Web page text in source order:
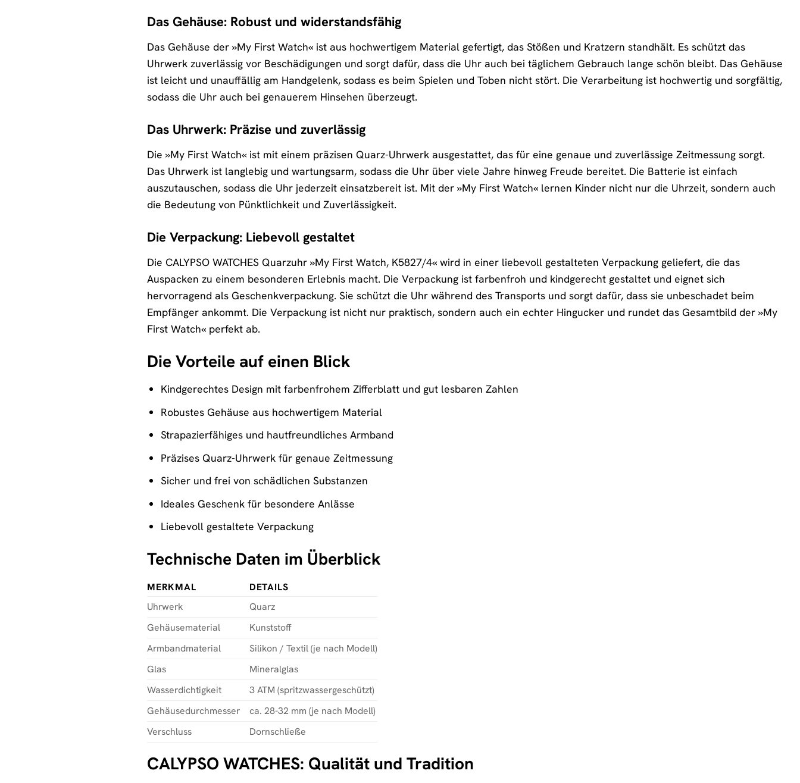
Das Gehäuse: Robust und widerstandsfähig
Das Gehäuse der »My First Watch« ist aus hochwertigem Material gefertigt, das Stößen und Kratzern standhält. Es schützt das
Uhrwerk zuverlässig vor Beschädigungen und sorgt dafür, dass die Uhr auch bei täglichem Gebrauch lange schön bleibt. Das Gehäuse
ist leicht und unauffällig am Handgelenk, sodass es beim Spielen und Toben nicht stört. Die Verarbeitung ist hochwertig und sorgfältig,
sodass die Uhr auch bei genauerem Hinsehen überzeugt.
Das Uhrwerk: Präzise und zuverlässig
Die »My First Watch« ist mit einem präzisen Quarz-Uhrwerk ausgestattet, das für eine genaue und zuverlässige Zeitmessung sorgt.
Das Uhrwerk ist langlebig und wartungsarm, sodass die Uhr über viele Jahre hinweg Freude bereitet. Die Batterie ist einfach
auszutauschen, sodass die Uhr jederzeit einsatzbereit ist. Mit der »My First Watch« lernen Kinder nicht nur die Uhrzeit, sondern auch
die Bedeutung von Pünktlichkeit und Zuverlässigkeit.
Die Verpackung: Liebevoll gestaltet
Die CALYPSO WATCHES Quarzuhr »My First Watch, K5827/4« wird in einer liebevoll gestalteten Verpackung geliefert, die das
Auspacken zu einem besonderen Erlebnis macht. Die Verpackung ist farbenfroh und kindgerecht gestaltet und eignet sich
hervorragend als Geschenkverpackung. Sie schützt die Uhr während des Transports und sorgt dafür, dass sie unbeschadet beim
Empfänger ankommt. Die Verpackung ist nicht nur praktisch, sondern auch ein echter Hingucker und rundet das Gesamtbild der »My
First Watch« perfekt ab.
Die Vorteile auf einen Blick
Kindgerechtes Design mit farbenfrohem Zifferblatt und gut lesbaren Zahlen
Robustes Gehäuse aus hochwertigem Material
Strapazierfähiges und hautfreundliches Armband
Präzises Quarz-Uhrwerk für genaue Zeitmessung
Sicher und frei von schädlichen Substanzen
Ideales Geschenk für besondere Anlässe
Liebevoll gestaltete Verpackung
Technische Daten im Überblick
MERKMAL
DETAILS
Uhrwerk
Quarz
Gehäusematerial
Kunststoff
Armbandmaterial
Silikon / Textil (je nach Modell)
Glas
Mineralglas
Wasserdichtigkeit
3 ATM (spritzwassergeschützt)
Gehäusedurchmesser
ca. 28-32 mm (je nach Modell)
Verschluss
Dornschließe
CALYPSO WATCHES: Qualität und Tradition